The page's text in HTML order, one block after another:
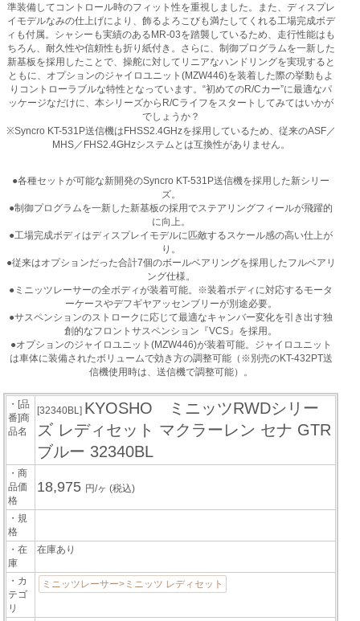
準装備してコントロール時のフィット性を重視しました。また、ディスプレ
イモデルなみの仕上げにより、飾るよろこびも満たしてくれる工場完成ボデ
ィも付属。シャシーも実績のあるMR-03を踏襲しているため、走行性能はも
ちろん、耐久性や信頼性も折り紙付き。さらに、制御プログラムを一新した
新基板を採用したことで、操舵に対してリニアなハンドリングを実現すると
ともに、オプションのジャイロユニット(MZW446)を装着した際の挙動もよ
りコントローラブルな特性となっています。“初めてのR/Cカー”に最適なパ
ッケージなだけに、本シリーズからR/Cライフをスタートしてみてはいかが
でしょうか？
※Syncro KT-531P送信機はFHSS2.4GHzを採用しているため、従来のASF／
MHS／FHS2.4GHzシステムとは互換性がありません。
●各種セットが可能な新開発のSyncro KT-531P送信機を採用した新シリー
ズ。
●制御プログラムを一新した新基板の採用でステアリングフィールが飛躍的
に向上。
●工場完成ボディはディスプレイモデルに匹敵するスケール感の高い仕上が
り。
●従来はオプションだった合計7個のボールベアリングを採用したフルベアリ
ング仕様。
●ミニッツレーサーの全ボディが装着可能。※装着ボディに対応するモータ
ーケースやデフギヤアッセンブリーが別途必要。
●サスペンションのストロークに応じて最適なキャンバー変化を引き出す独
創的なフロントサスペンション『VCS』を採用。
●オプションのジャイロユニット(MZW446)が装着可能。ジャイロユニット
は車体に装備されたボリュームで効き方の調整可能（※別売のKT-432PT送
信機使用時は、送信機で調整可能）。
・[品
番]商
品名
[32340BL] KYOSHO ミニッツRWDシリー
ズ レディセット マクラーレン セナ GTR
ブルー 32340BL
・商
品価
格
18,975 円/ヶ(税込)
・規
格
・在
庫
在庫あり
・カ
テゴ
リ
ミニッツレーサー>ミニッツ レディセット